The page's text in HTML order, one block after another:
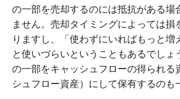
の一部を売却するのには抵抗がある場
ません。売却タイミングによっては損
りますし、「使わずにいればもっと増
と使いづらいということもあるでしょ
の一部をキャッシュフローの得られる
シュフロー資産）にして保有するのも